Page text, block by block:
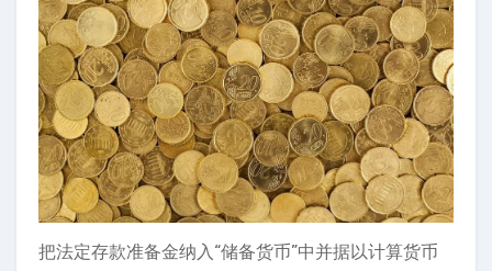
把法定存款准备金纳入“储备货币”中并据以计算货币